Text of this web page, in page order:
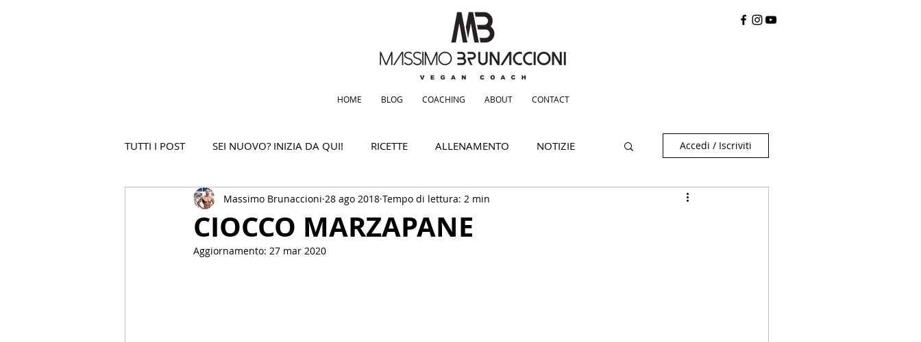
HOME BLOG COACHING ABOUT CONTACT
TUTTI I POST SEI NUOVO? INIZIA DA QUI! RICETTE ALLENAMENTO NOTIZIE Accedi / Iscriviti
CIOCCO MARZAPANE
Massimo Brunaccioni 28 ago 2018 Tempo di lettura: 2 min
Aggiornamento: 27 mar 2020